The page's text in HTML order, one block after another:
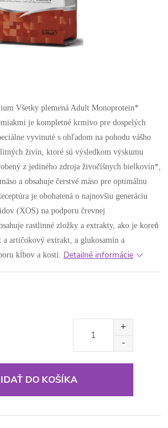
Všetky plemená Adult Monoprotein*
je kompletné krmivo pre dospelých
vyvinuté s ohľadom na pohodu vášho
živín, ktoré sú výsledkom výskumu
z jediného zdroja živočíšnych bielkovín*,
a obsahuje čerstvé mäso pre optimálnu
​​je obohatená o najnovšiu generáciu
(XOS) na podporu črevnej
rastlinné zložky a extrakty, ako je koreň
a artičokový extrakt, a glukosamín a
kĺbov a kostí. Detailné informácie
DO KOŠÍKA